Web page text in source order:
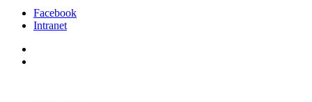
Facebook
Intranet